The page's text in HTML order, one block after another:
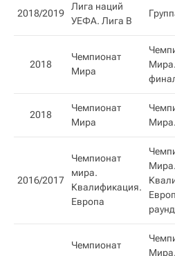
2018/2019
Лига наций
УЕФА. Лига B
2018
Чемпионат
Мира
2018
Чемпионат
Мира
2016/2017
Чемпионат
мира.
Квалификация.
Европа
Мира.
раунд
Чемпионат
Мира.